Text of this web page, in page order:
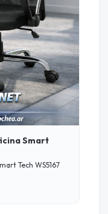
Smart
Tech WS5167